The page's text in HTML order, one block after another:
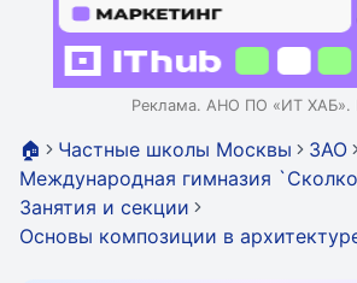
Реклама. АНО ПО «ИТ ХАБ».
🏠 Частные школы Москвы ЗАО
Международная гимназия
Занятия и секции
Основы композиции в